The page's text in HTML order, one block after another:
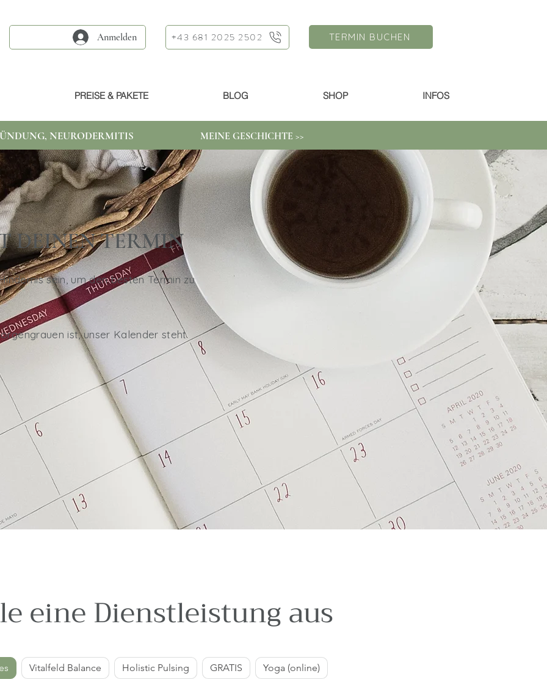
Anmelden +43 681 2025 2502 TERMIN BUCHEN
PREISE & PAKETE BLOG SHOP INFOS
MEINE GESCHICHTE >>
NEURODERMITIS
DEINEN TERMIN
sein, um den besten Termin zu
ist, unser Kalender steht
eine Dienstleistung aus
Vitalfeld Balance Holistic Pulsing GRATIS Yoga (online)